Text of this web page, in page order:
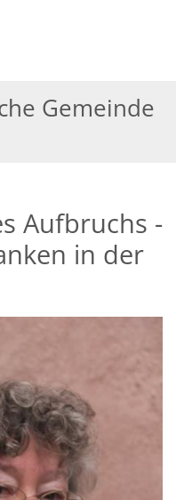
Gemeinde
Aufbruchs -
in der